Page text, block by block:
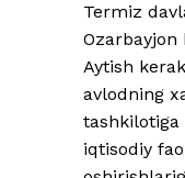
Termiz
Aytish
avlodning
iqtisodiy